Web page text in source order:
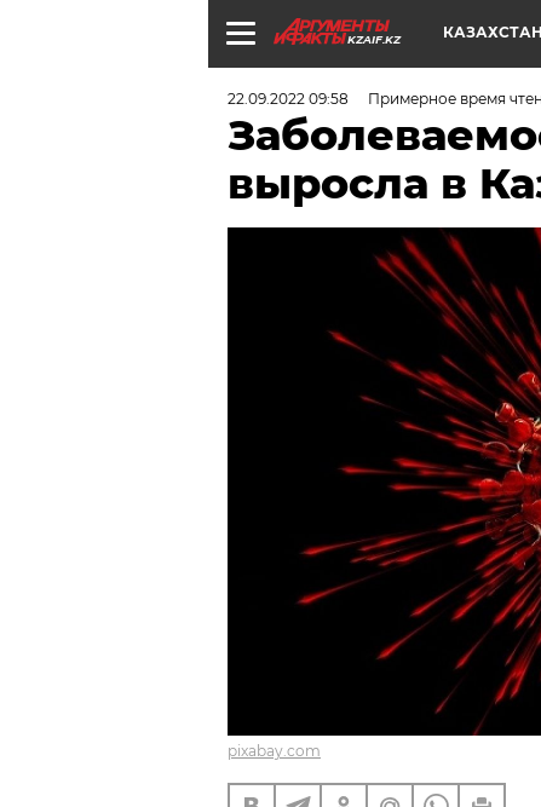
KZAIF.KZ КАЗАХСТАН
22.09.2022 09:58 Примерное время
выросла в
pixabay.com